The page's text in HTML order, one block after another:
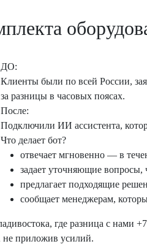
ДО:
Клиенты были по всей России,
за разницы в часовых поясах.
После:
Подключили ИИ ассистента,
Что делает бот?
отвечает мгновенно — в
задает уточняющие вопросы,
предлагает подходящие
сообщает менеджерам,
где разница с нами
не приложив усилий.